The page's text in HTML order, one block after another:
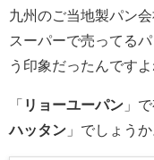
九州のご当地製パン会
スーパーで売ってるパ
う印象だったんですよ
「 リョーユーパン 」
ハッタン 」でしょうか